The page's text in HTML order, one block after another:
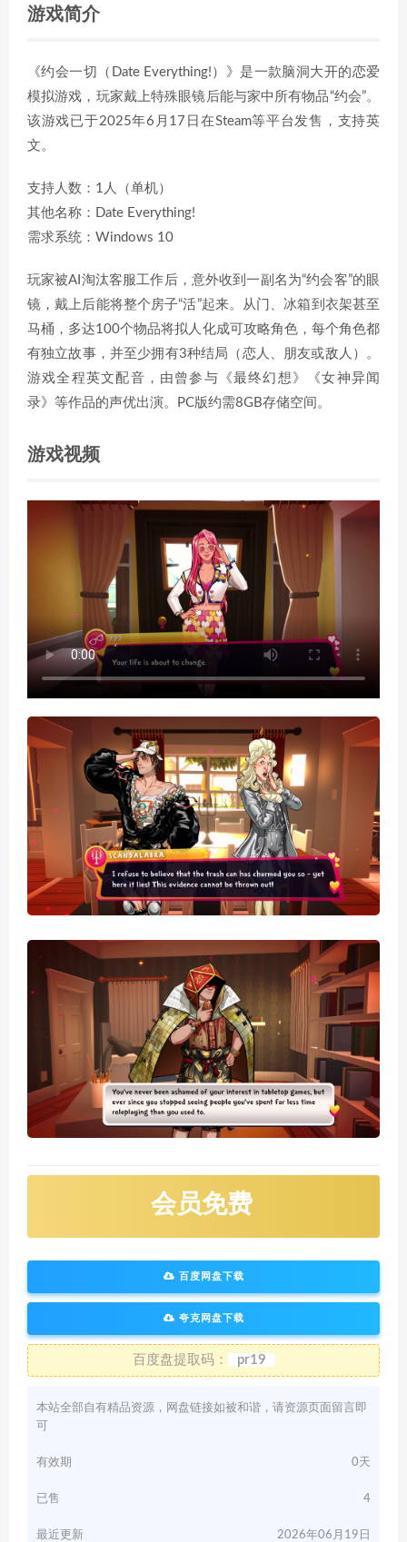
游戏简介
《约会一切（Date Everything!）》是一款脑洞大开的恋爱
模拟游戏，玩家戴上特殊眼镜后能与家中所有物品“约会”。
该游戏已于2025年6月17日在Steam等平台发售，支持英
文。
支持人数：1人（单机）
其他名称：Date Everything!
需求系统：Windows 10
玩家被AI淘汰客服工作后，意外收到一副名为“约会客”的眼
镜，戴上后能将整个房子“活”起来。从门、冰箱到衣架甚至
马桶，多达100个物品将拟人化成可攻略角色，每个角色都
有独立故事，并至少拥有3种结局（恋人、朋友或敌人）。
游戏全程英文配音，由曾参与《最终幻想》《女神异闻
录》等作品的声优出演。PC版约需8GB存储空间。
游戏视频
会员免费
百度网盘下载
夸克网盘下载
百度盘提取码： pr19
本站全部自有精品资源，网盘链接如被和谐，请资源页面留言即
可
有效期 0天
已售 4
最近更新 2026年06月19日